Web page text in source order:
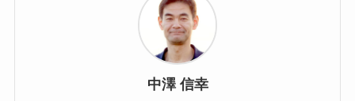
中澤 信幸